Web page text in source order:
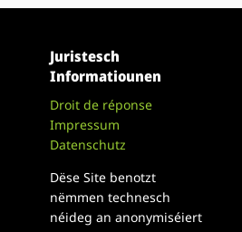
Juristesch
Informatiounen
Droit de réponse
Impressum
Datenschutz
Dëse Site benotzt
nëmmen technesch
néideg an anonymiséiert